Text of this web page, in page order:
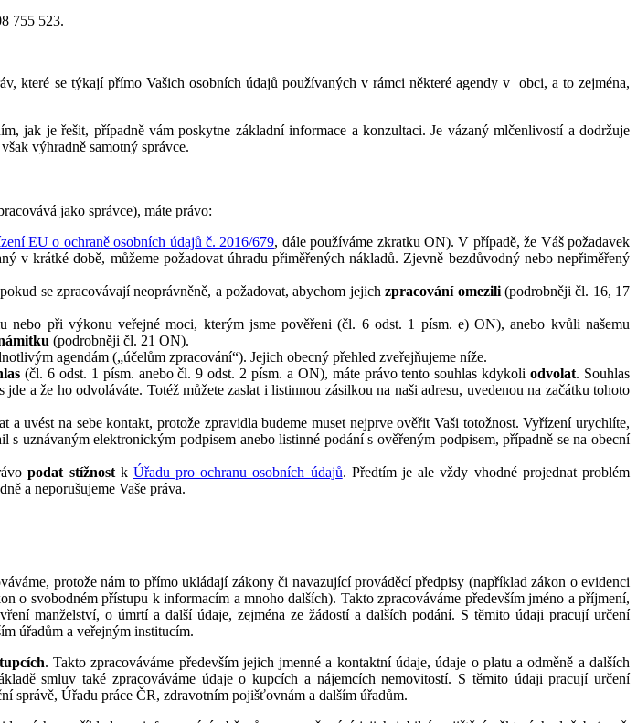
755 523.
které se týkají přímo Vašich osobních údajů používaných v rámci některé agendy v obci, a to zejména,
jak je řešit, případně vám poskytne základní informace a konzultaci. Je vázaný mlčenlivostí a dodržuje
výhradně samotný správce.
jako správce), máte právo:
EU o ochraně osobních údajů č. 2016/679, dále používáme zkratku ON). V případě, že Váš požadavek
v krátké době, můžeme požadovat úhradu přiměřených nákladů. Zjevně bezdůvodný nebo nepřiměřený
se zpracovávají neoprávněně, a požadovat, abychom jejichzpracování omezili (podrobněji čl. 16, 17
při výkonu veřejné moci, kterým jsme pověřeni (čl. 6 odst. 1 písm. e) ON), anebo kvůli našemu
(podrobněji čl. 21 ON).
agendám („účelům zpracování“). Jejich obecný přehled zveřejňujeme níže.
(čl. 6 odst. 1 písm. anebo čl. 9 odst. 2 písm. a ON), máte právo tento souhlas kdykoliodvolat. Souhlas
a že ho odvoláváte. Totéž můžete zaslat i listinnou zásilkou na naši adresu, uvedenou na začátku tohoto
uvést na sebe kontakt, protože zpravidla budeme muset nejprve ověřit Vaši totožnost. Vyřízení urychlíte,
uznávaným elektronickým podpisem anebo listinné podání s ověřeným podpisem, případně se na obecní
podat stížnostk Úřadu pro ochranu osobních údajů. Předtím je ale vždy vhodné projednat problém
a neporušujeme Vaše práva.
protože nám to přímo ukládají zákony či navazující prováděcí předpisy (například zákon o evidenci
o svobodném přístupu k informacím a mnoho dalších). Takto zpracováváme především jméno a příjmení,
manželství, o úmrtí a další údaje, zejména ze žádostí a dalších podání. S těmito údaji pracují určení
úřadům a veřejným institucím.
. Takto zpracováváme především jejich jmenné a kontaktní údaje, údaje o platu a odměně a dalších
smluv také zpracováváme údaje o kupcích a nájemcích nemovitostí. S těmito údaji pracují určení
správě, Úřadu práce ČR, zdravotním pojišťovnám a dalším úřadům.